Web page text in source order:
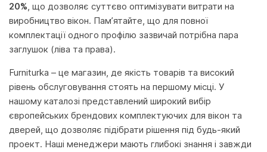
20%, що дозволяє суттєво оптимізувати витрати на
виробництво вікон. Пам’ятайте, що для повної
комплектації одного профілю зазвичай потрібна пара
заглушок (ліва та права).
Furniturka – це магазин, де якість товарів та високий
рівень обслуговування стоять на першому місці. У
нашому каталозі представлений широкий вибір
європейських брендових комплектуючих для вікон та
дверей, що дозволяє підібрати рішення під будь-який
проект. Наші менеджери мають глибокі знання і завжди